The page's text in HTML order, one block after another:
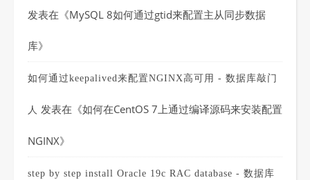
发表在《MySQL 8如何通过gtid来配置主从同步数据
库》
如何通过keepalived来配置NGINX高可用 - 数据库敲门
人 发表在《如何在CentOS 7上通过编译源码来安装配置
NGINX》
step by step install Oracle 19c RAC database - 数据库